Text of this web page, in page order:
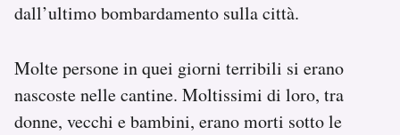
dall’ultimo bombardamento sulla città.
Molte persone in quei giorni terribili si erano
nascoste nelle cantine. Moltissimi di loro, tra
donne, vecchi e bambini, erano morti sotto le